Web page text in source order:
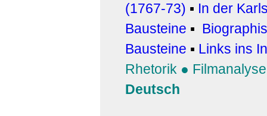
(1767-73) ▪ In der
Bausteine ▪
Bausteine ▪ Links ins
Rhetorik ● Filmanalyse
Deutsch